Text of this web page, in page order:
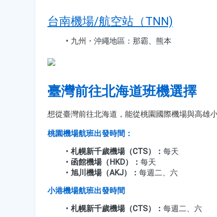
台南機場/航空站（TNN)
九州・沖繩地區：那霸、熊本
臺灣前往北海道班機選擇
想從臺灣前往北海道，能從桃園國際機場與高雄小
桃園機場航班出發時間：
札幌新千歲機場（CTS）： 每天
函館機場（HKD）： 每天
旭川機場（AKJ）： 每週二、六
小港機場航班出發時間
札幌新千歲機場（CTS）： 每週二、六